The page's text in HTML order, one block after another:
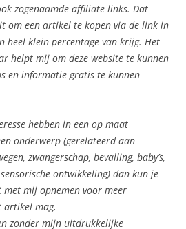
zogenaamde affiliate links. Dat
om een artikel te kopen via de link in
heel klein percentage van krijg. Het
helpt mij om deze website te kunnen
en informatie gratis te kunnen
hebben in een op maat
onderwerp (gerelateerd aan
zwangerschap, bevalling, baby’s,
ontwikkeling) dan kun je
mij opnemen voor meer
artikel mag,
zonder mijn uitdrukkelijke